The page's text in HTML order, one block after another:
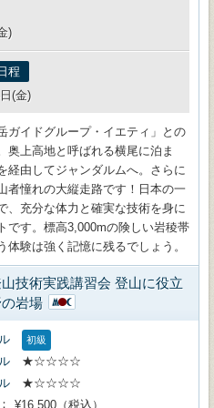
)
程
(金)
ガイドグループ・イエティ」との
奥上高地と呼ばれる横尾に泊ま
経由してジャンダルムへ。さらに
者憧れの大縦走路です！日本の一
、充分な体力と確実な技術を身に
です。標高3,000mの険しい岩稜帯
験は強く記憶に残るでしょう。
技術実践講習会 登山に役立
岩場
初級
★☆☆☆☆
★☆☆☆☆
¥16,500（税込）